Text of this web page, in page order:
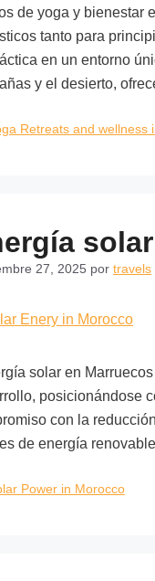
de yoga y bienestar
tanto para
en un entorno
y el desierto,
Retreats and wellness
27, 2025 por travels
solar en
posicionándose
con la
de energía
Power in Morocco